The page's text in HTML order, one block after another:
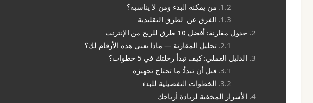
من يمكنه البدء ومن لا يناسبه؟
الفرق عن الطرق التقليدية
جدول مقارنة: أفضل 10 طرق للربح من الإنترنت
تحليل المقارنة — ماذا تعني هذه الأرقام لك؟
الدليل العملي: كيف تبدأ رحلتك في 5 خطوات؟
قبل أن تبدأ: ما تحتاج تجهيزه
الخطوات التفصيلية للبدء
الأسرار المخفية لزيادة أرباحك